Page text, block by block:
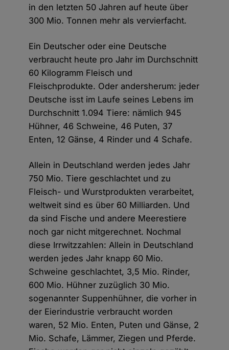
in den letzten 50 Jahren auf heute über
300 Mio. Tonnen mehr als vervierfacht.
Ein Deutscher oder eine Deutsche
verbraucht heute pro Jahr im Durchschnitt
60 Kilogramm Fleisch und
Fleischprodukte. Oder andersherum: jeder
Deutsche isst im Laufe seines Lebens im
Durchschnitt 1.094 Tiere: nämlich 945
Hühner, 46 Schweine, 46 Puten, 37
Enten, 12 Gänse, 4 Rinder und 4 Schafe.
Allein in Deutschland werden jedes Jahr
750 Mio. Tiere geschlachtet und zu
Fleisch- und Wurstprodukten verarbeitet,
weltweit sind es über 60 Milliarden. Und
da sind Fische und andere Meerestiere
noch gar nicht mitgerechnet. Nochmal
diese Irrwitzzahlen: Allein in Deutschland
werden jedes Jahr knapp 60 Mio.
Schweine geschlachtet, 3,5 Mio. Rinder,
600 Mio. Hühner zuzüglich 30 Mio.
sogenannter Suppenhühner, die vorher in
der Eierindustrie verbraucht worden
waren, 52 Mio. Enten, Puten und Gänse, 2
Mio. Schafe, Lämmer, Ziegen und Pferde.